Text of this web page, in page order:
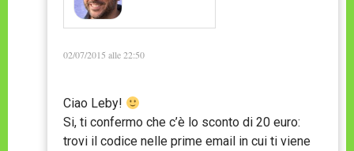
02/07/2015 alle 22:50
Ciao Leby!
Si, ti confermo che c’è lo sconto di 20 euro:
trovi il codice nelle prime email in cui ti viene